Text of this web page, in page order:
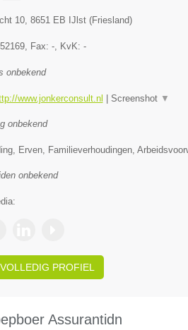
10, 8651 EB IJlst(Friesland)
, Fax: -, KvK: -
onbekend
www.jonkerconsult.nl Screenshot ▼
onbekend
Erven, Familieverhoudingen,
onbekend
PROFIEL
Assurantidn